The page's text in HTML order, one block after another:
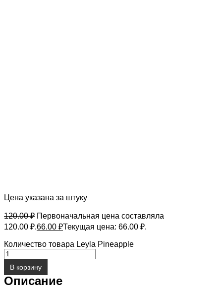
Цена указана за штуку
120.00₽ Первоначальная цена составляла
120.00 ₽.66.00 ₽Текущая цена: 66.00 ₽.
Количество товара Leyla Pineapple
В корзину
Описание